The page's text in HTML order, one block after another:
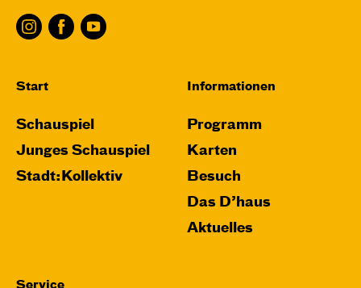
Start
Schauspiel
Junges Schauspiel
Stadt:Kollektiv
Informationen
Programm
Karten
Besuch
Das D’haus
Aktuelles
Service